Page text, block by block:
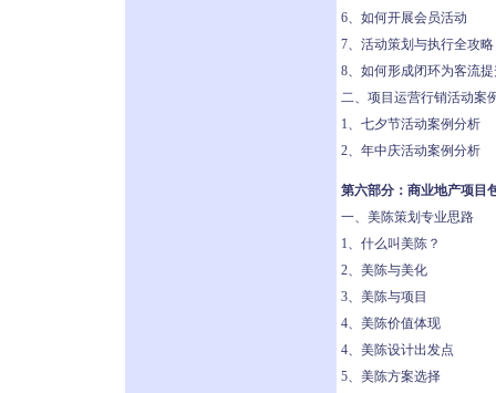
6、如何开展会员活动
7、活动策划与执行全攻略
8、如何形成闭环为客流
二、项目运营行销活动案
1、七夕节活动案例分析
2、年中庆活动案例分析
第六部分：商业地产项目
一、美陈策划专业思路
1、什么叫美陈？
2、美陈与美化
3、美陈与项目
4、美陈价值体现
4、美陈设计出发点
5、美陈方案选择